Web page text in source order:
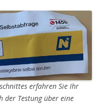
erfahren Sie Ihr
der Testung über eine